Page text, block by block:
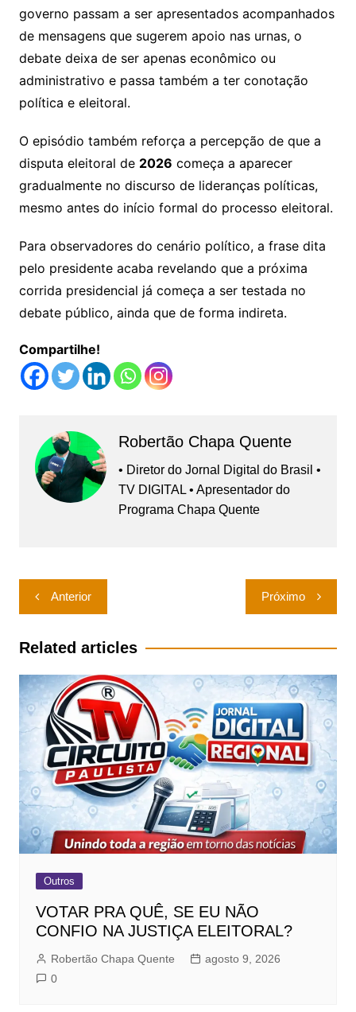
governo passam a ser apresentados acompanhados
de mensagens que sugerem apoio nas urnas, o
debate deixa de ser apenas econômico ou
administrativo e passa também a ter conotação
política e eleitoral.
O episódio também reforça a percepção de que a
disputa eleitoral de 2026 começa a aparecer
gradualmente no discurso de lideranças políticas,
mesmo antes do início formal do processo eleitoral.
Para observadores do cenário político, a frase dita
pelo presidente acaba revelando que a próxima
corrida presidencial já começa a ser testada no
debate público, ainda que de forma indireta.
Compartilhe!
Robertão Chapa Quente
• Diretor do Jornal Digital do Brasil •
TV DIGITAL • Apresentador do
Programa Chapa Quente
Navegação
de
Post
Anterior Próximo
Related articles
Outros
VOTAR PRA QUÊ, SE EU NÃO
CONFIO NA JUSTIÇA ELEITORAL?
Robertão Chapa Quente
agosto 9, 2026
0